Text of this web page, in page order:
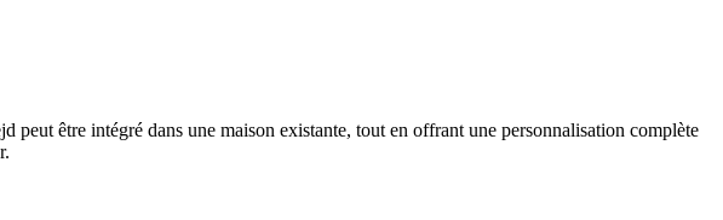
être intégré dans une maison existante, tout en offrant une personnalisation complète